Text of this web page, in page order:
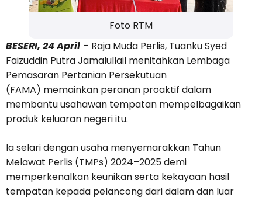
Foto RTM
BESERI, 24 April – Raja Muda Perlis, Tuanku Syed
Faizuddin Putra Jamalullail menitahkan Lembaga
Pemasaran Pertanian Persekutuan
(FAMA) memainkan peranan proaktif dalam
membantu usahawan tempatan mempelbagaikan
produk keluaran negeri itu.
Ia selari dengan usaha menyemarakkan Tahun
Melawat Perlis (TMPs) 2024–2025 demi
memperkenalkan keunikan serta kekayaan hasil
tempatan kepada pelancong dari dalam dan luar